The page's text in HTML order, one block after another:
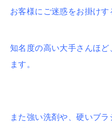
お客様にご迷惑をお掛けす
知名度の高い大手さんほ
ます。
また強い洗剤や、硬いブ